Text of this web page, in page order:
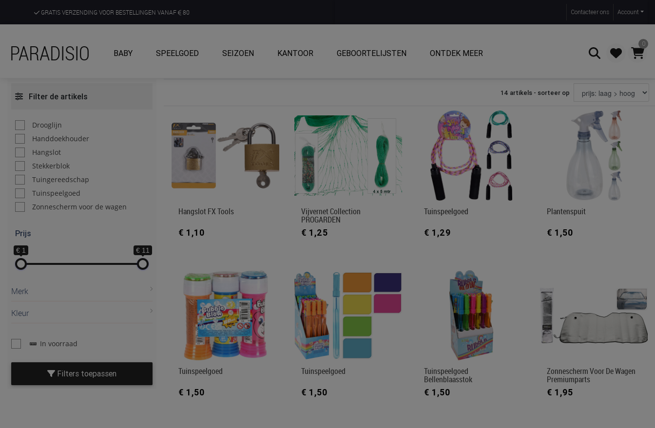
GRATIS VERZENDING VOOR BESTELLINGEN VANAF 80
ONTDEK, BELEEF EN KRIJG ADVIES IN ONZE WINKELS
Contacteer ons Account
PARADISIO BABY SPEELGOED SEIZOEN KANTOOR GEBOORTELIJSTEN ONTDEK MEER
0
Zoeken
Filter de artikels
Drooglijn
Handdoekhouder
Hangslot
Stekkerblok
Tuingereedschap
Tuinspeelgoed
Zonnescherm voor de wagen
Prijs
€ 1 € 11
Merk
Kleur
In voorraad
Filters toepassen
14 artikels - sorteer op
Hangslot FX Tools
€ 1,10
Vijvernet Collection
PROGARDEN
€ 1,25
Tuinspeelgoed
€ 1,29
Plantenspuit
€ 1,50
Tuinspeelgoed
€ 1,50
Tuinspeelgoed
€ 1,50
Tuinspeelgoed
Bellenblaasstok
€ 1,50
Zonnescherm Voor De Wagen
Premiumparts
€ 1,95